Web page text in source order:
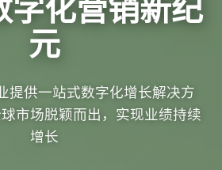
字化营销新纪
元
提供一站式数字化增长解决方
市场脱颖而出，实现业绩持续
增长